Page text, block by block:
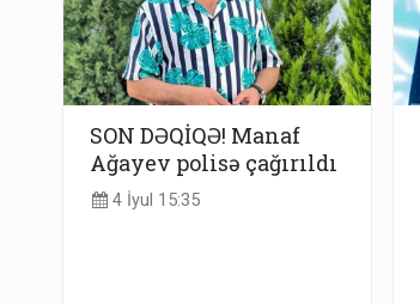
SON DƏQİQƏ! Manaf
Ağayev polisə çağırıldı
4 İyul 15:35